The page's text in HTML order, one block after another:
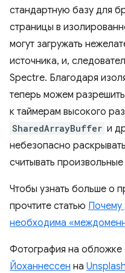
стандартную базу для
страницы в
могут загружать
источника, и,
Spectre. Благодаря
теперь можем
к таймерам высокого
SharedArrayBuffer и
небезопасно
считывать
Чтобы узнать больше о
прочтите статью Почему
необходима
Фотография на обложке
Йоханнессен на Unsplash